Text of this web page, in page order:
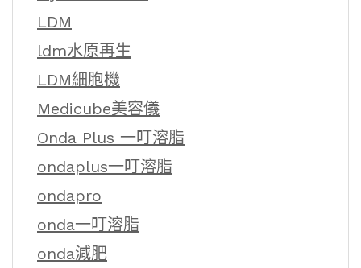
LDM
ldm水原再生
LDM細胞機
Medicube美容儀
Onda Plus 一叮溶脂
ondaplus一叮溶脂
ondapro
onda一叮溶脂
onda減肥